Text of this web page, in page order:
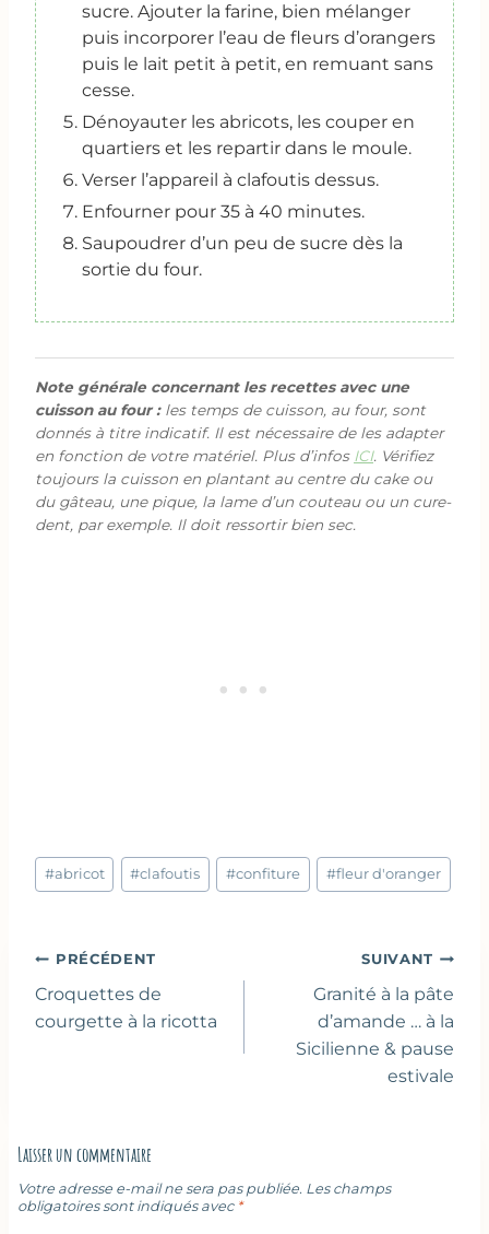
sucre. Ajouter la farine, bien mélanger
puis incorporer l’eau de fleurs d’orangers
puis le lait petit à petit, en remuant sans
cesse.
Dénoyauter les abricots, les couper en
quartiers et les repartir dans le moule.
Verser l’appareil à clafoutis dessus.
Enfourner pour 35 à 40 minutes.
Saupoudrer d’un peu de sucre dès la
sortie du four.
Note générale concernant les recettes avec une
cuisson au four :les temps de cuisson, au four, sont
donnés à titre indicatif. Il est nécessaire de les adapter
en fonction de votre matériel. Plus d’infos ICI. Vérifiez
toujours la cuisson en plantant au centre du cake ou
du gâteau, une pique, la lame d’un couteau ou un cure-
dent, par exemple. Il doit ressortir bien sec.
Étiquettes
de
#abricot #clafoutis #confiture #fleur d'oranger
Navigation
de
l’article
PRÉCÉDENT
Croquettes de
courgette à la ricotta
SUIVANT
Granité à la pâte
d’amande … à la
Sicilienne & pause
estivale
Laisser un commentaire
Votre adresse e-mail ne sera pas publiée. Les champs
obligatoires sont indiqués avec *